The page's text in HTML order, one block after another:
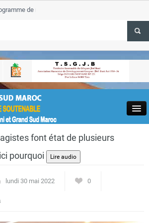
rehabilitation post-inondations
renforce l’aerien a Dakhla et
Tata
: Transavia renforce les vols Paris-
font état de plusieurs
pourquoi
lundi 30 mai 2022 0